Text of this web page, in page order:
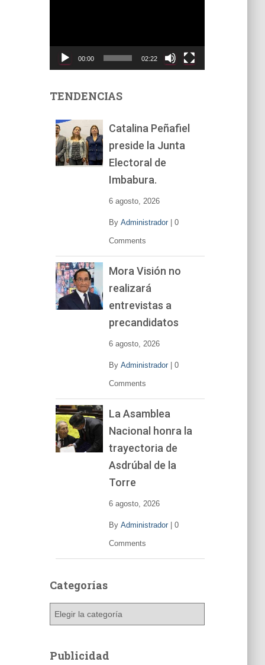
t
00:00 02:22
TENDENCIAS
Catalina Peñafiel
preside la Junta
Electoral de
Imbabura.
6 agosto, 2026
By Administrador| 0
Comments
Mora Visión no
realizará
entrevistas a
precandidatos
6 agosto, 2026
By Administrador| 0
Comments
La Asamblea
Nacional honra la
trayectoria de
Asdrúbal de la
Torre
6 agosto, 2026
By Administrador| 0
Comments
Categorías
g
Publicidad